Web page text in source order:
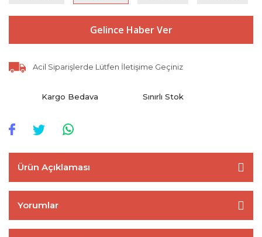
Gelince Haber Ver
Acil Siparişlerde Lütfen İletişime Geçiniz
Kargo Bedava Sınırlı Stok
Ürün Açıklaması
Yorumlar